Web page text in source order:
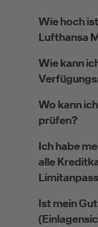
Wie hoch
Lufthansa
Wie kann
Wo kann
prüfen?
Ich habe
alle
Ist mein